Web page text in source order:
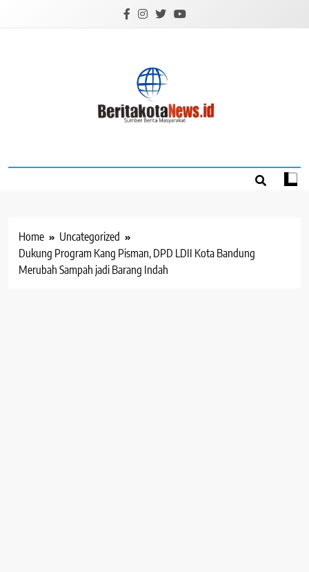
Home
Uncategorized
Dukung Program Kang Pisman, DPD LDII Kota Bandung
Merubah Sampah jadi Barang Indah